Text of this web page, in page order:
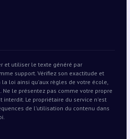
et utiliser le texte généré par
support. Vérifiez son exactitude et
loi ainsi qu'aux règles de votre école,
le présentez pas comme votre propre
Le propriétaire du service n'est
de l'utilisation du contenu dans